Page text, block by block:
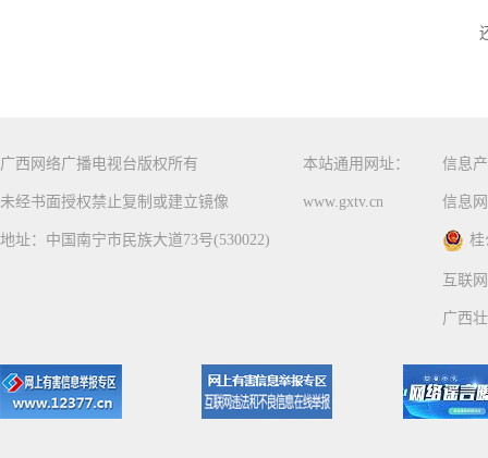
广西网络广播电视台版权所有
未经书面授权禁止复制或建立镜像
地址：中国南宁市民族大道73号(530022)
本站通用网址：
www.gxtv.cn
信息
信息
桂
互联
广西